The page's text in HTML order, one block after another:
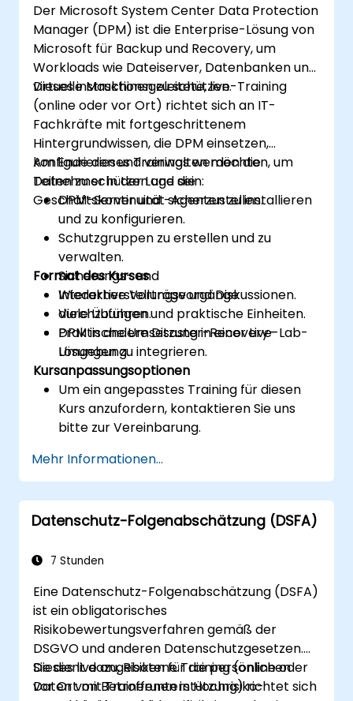
Der Microsoft System Center Data Protection
Manager (DPM) ist die Enterprise-Lösung von
Microsoft für Backup und Recovery, um
Workloads wie Dateiserver, Datenbanken und
virtuelle Maschinen zu schützen.
Dieses instruktionsgeleitete, live-Training
(online oder vor Ort) richtet sich an IT-
Fachkräfte mit fortgeschrittenem
Hintergrundwissen, die DPM einsetzen,
konfigurieren und verwalten möchten, um
Daten zu schützen und die
Geschäftskontinuität sicherzustellen.
Am Ende dieses Trainings werden die
Teilnehmer in der Lage sein:
DPM-Server und -Agenten zu installieren
und zu konfigurieren.
Schutzgruppen zu erstellen und zu
verwalten.
Sicherungs- und
Wiederherstellungsvorgänge
durchzuführen.
DPM in andere Disaster-Recovery-
Lösungen zu integrieren.
Format des Kurses
Interaktive Vorträge und Diskussionen.
Viele Übungen und praktische Einheiten.
Praktische Umsetzung in einer Live-Lab-
Umgebung.
Kursanpassungsoptionen
Um ein angepasstes Training für diesen
Kurs anzufordern, kontaktieren Sie uns
bitte zur Vereinbarung.
Mehr Informationen...
Datenschutz-Folgenabschätzung (DSFA)
7 Stunden
Eine Datenschutz-Folgenabschätzung (DSFA)
ist ein obligatorisches
Risikobewertungsverfahren gemäß der
DSGVO und anderen Datenschutzgesetzen.
Sie dient dazu, Risiken für die persönlichen
Daten von Betroffenen in Hochrisiko-
Dieses live angebotene Training (online oder
vor Ort mit Trainerunterstützung) richtet sich